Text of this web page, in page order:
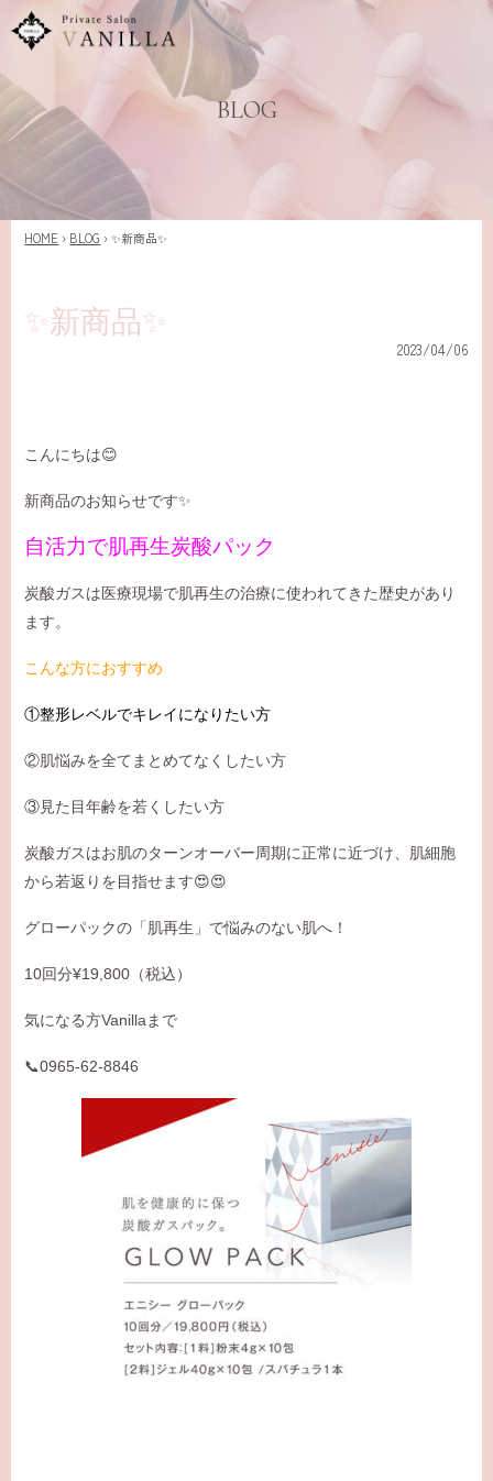
BLOG
HOME › BLOG ›✨️新商品✨️
✨️新商品✨️
2023/04/06
こんにちは😊
新商品のお知らせです✨
自活力で肌再生炭酸パック
炭酸ガスは医療現場で肌再生の治療に使われてきた歴史があり
ます。
こんな方におすすめ
①整形レベルでキレイになりたい方
②肌悩みを全てまとめてなくしたい方
③見た目年齢を若くしたい方
炭酸ガスはお肌のターンオーバー周期に正常に近づけ、肌細胞
から若返りを目指せます😍😍
グローパックの「肌再生」で悩みのない肌へ！
10回分¥19,800（税込）
気になる方Vanillaまで
📞0965-62-8846